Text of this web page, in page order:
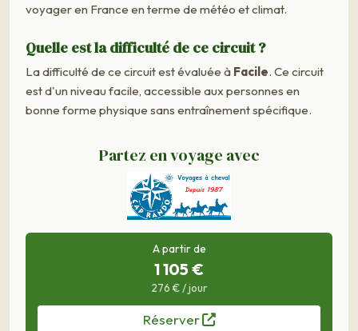
voyager en France en terme de météo et climat.
Quelle est la difficulté de ce circuit ?
La difficulté de ce circuit est évaluée à Facile. Ce circuit
est d'un niveau facile, accessible aux personnes en
bonne forme physique sans entraînement spécifique.
Partez en voyage avec
A partir de
1 105 €
276 € / jour
Réserver